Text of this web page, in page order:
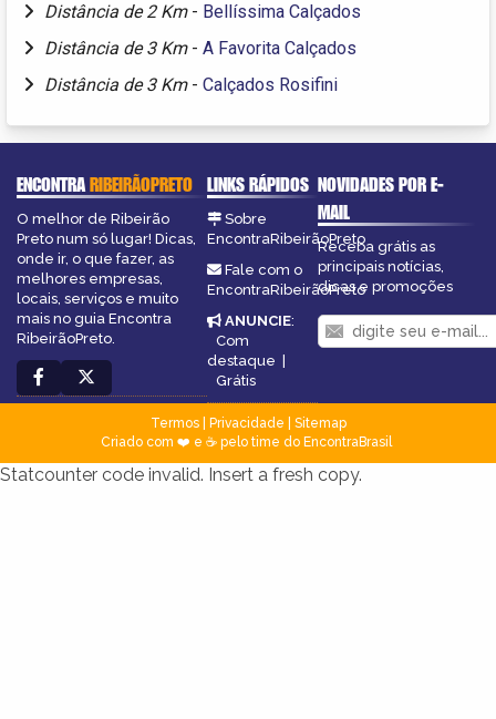
Distância de 2 Km - Bellíssima Calçados
Distância de 3 Km - A Favorita Calçados
Distância de 3 Km - Calçados Rosifini
ENCONTRARIBEIRÃOPRETO
O melhor de Ribeirão
Preto num só lugar! Dicas,
onde ir, o que fazer, as
melhores empresas,
locais, serviços e muito
mais no guia Encontra
RibeirãoPreto.
LINKS RÁPIDOS
Sobre
EncontraRibeirãoPreto
Fale com o
EncontraRibeirãoPreto
ANUNCIE:
Com
destaque
Grátis
NOVIDADES POR E-
MAIL
Receba grátis as
principais notícias,
dicas e promoções
Termos| Privacidade
Sitemap
Criado com ❤️ e ☕ pelo time do EncontraBrasil
Statcounter code invalid. Insert a fresh copy.